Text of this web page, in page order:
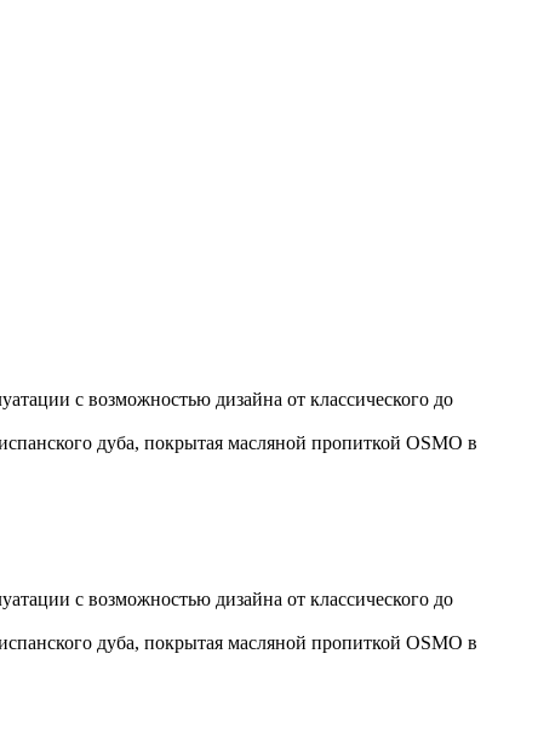
с возможностью дизайна от классического до
дуба, покрытая масляной пропиткой OSMO в
с возможностью дизайна от классического до
дуба, покрытая масляной пропиткой OSMO в